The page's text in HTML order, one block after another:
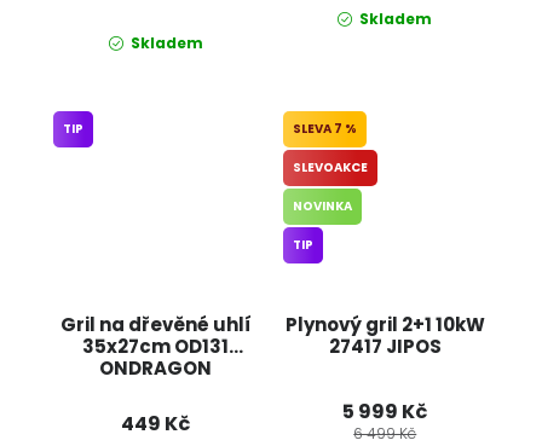
Skladem
Skladem
Gril na dřevěné uhlí
35x27cm OD131
ONDRAGON
TIP
449 Kč
Plynový gril 2+1 10kW
27417 JIPOS
7 %
SLEVOAKCE
NOVINKA
TIP
5 999 Kč
6 499 Kč